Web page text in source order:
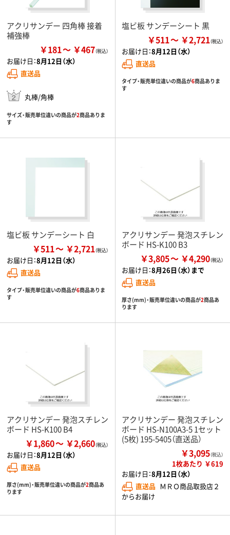
アクリサンデー 四角棒 接着
補強棒
￥181 ￥467
お届け日：8月12日（水）
直送品
丸棒/角棒
サイズ・販売単位違いの商品が2商品ありま
す
塩ビ板 サンデーシート 黒
￥511 ￥2,721
お届け日：8月12日（水）
直送品
タイプ・販売単位違いの商品が6商品ありま
す
塩ビ板 サンデーシート 白
￥511 ￥2,721
お届け日：8月12日（水）
直送品
タイプ・販売単位違いの商品が6商品ありま
す
アクリサンデー 発泡スチレン
ボード HS-K100 B3
￥3,805 ￥4,290
お届け日：8月26日（水）まで
直送品
厚さ(mm)・販売単位違いの商品が2商品あ
ります
アクリサンデー 発泡スチレン
ボード HS-K100 B4
￥1,860 ￥2,660
お届け日：8月12日（水）
直送品
厚さ(mm)・販売単位違いの商品が2商品あ
ります
アクリサンデー 発泡スチレン
ボード HS-N100A3-5 1セット
(5枚) 195-5405（直送品）
￥3,095（税込）
1枚あたり ￥619
お届け日：8月12日（水）
直送品 ＭＲＯ商品取扱店２
からお届け